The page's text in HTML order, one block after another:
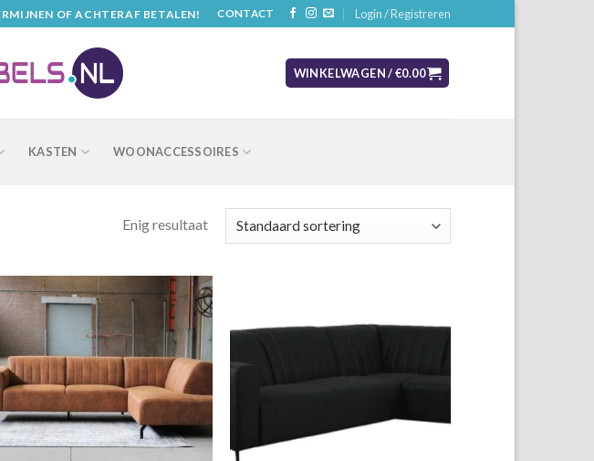
OF ACHTERAF BETALEN! CONTACT Login / Registreren
WINKELWAGEN /€0.00
KASTEN WOONACCESSOIRES
Enig resultaat